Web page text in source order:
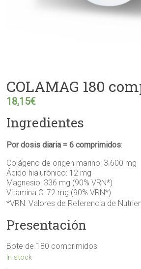
COLAMAG 180
18,15€
Ingredientes
Por dosis diaria = 6 comprimidos:
Colágeno de origen marino: 3.600 mg
Ácido hialurónico: 12 mg
Magnesio: 336 mg (90% VRN*)
Vitamina C: 72 mg (90% VRN*)
*VRN: Valores de Referencia de
Presentación
Bote de 180 comprimidos
In stock